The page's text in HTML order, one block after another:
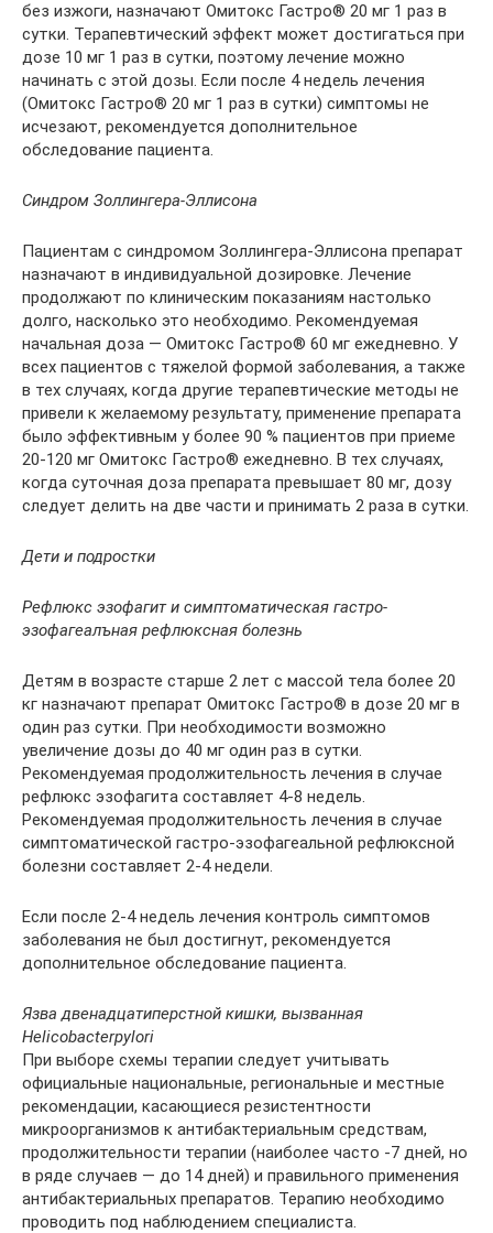
без изжоги, назначают Омитокс Гастро® 20 мг 1 раз в
сутки. Терапевтический эффект может достигаться при
дозе 10 мг 1 раз в сутки, поэтому лечение можно
начинать с этой дозы. Если после 4 недель лечения
(Омитокс Гастро® 20 мг 1 раз в сутки) симптомы не
исчезают, рекомендуется дополнительное
обследование пациента.
Синдром Золлингера-Эллисона
Пациентам с синдромом Золлингера-Эллисона препарат
назначают в индивидуальной дозировке. Лечение
продолжают по клиническим показаниям настолько
долго, насколько это необходимо. Рекомендуемая
начальная доза — Омитокс Гастро® 60 мг ежедневно. У
всех пациентов с тяжелой формой заболевания, а также
в тех случаях, когда другие терапевтические методы не
привели к желаемому результату, применение препарата
было эффективным у более 90 % пациентов при приеме
20-120 мг Омитокс Гастро® ежедневно. В тех случаях,
когда суточная доза препарата превышает 80 мг, дозу
следует делить на две части и принимать 2 раза в сутки.
Дети и подростки
Рефлюкс эзофагит и симптоматическая гастро-
эзофагеалъная рефлюксная болезнь
Детям в возрасте старше 2 лет с массой тела более 20
кг назначают препарат Омитокс Гастро® в дозе 20 мг в
один раз сутки. При необходимости возможно
увеличение дозы до 40 мг один раз в сутки.
Рекомендуемая продолжительность лечения в случае
рефлюкс эзофагита составляет 4-8 недель.
Рекомендуемая продолжительность лечения в случае
симптоматической гастро-эзофагеальной рефлюксной
болезни составляет 2-4 недели.
Если после 2-4 недель лечения контроль симптомов
заболевания не был достигнут, рекомендуется
дополнительное обследование пациента.
Язва двенадцатиперстной кишки, вызванная
Helicobacterpylori
При выборе схемы терапии следует учитывать
официальные национальные, региональные и местные
рекомендации, касающиеся резистентности
микроорганизмов к антибактериальным средствам,
продолжительности терапии (наиболее часто -7 дней, но
в ряде случаев — до 14 дней) и правильного применения
антибактериальных препаратов. Терапию необходимо
проводить под наблюдением специалиста.